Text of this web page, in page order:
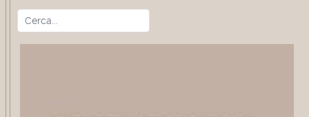
Cerca Type 2 or more characters for